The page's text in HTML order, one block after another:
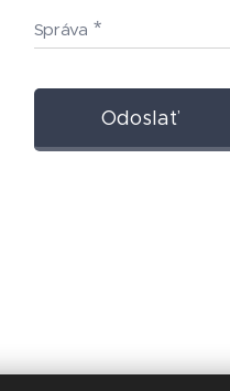
Správa
Odoslať